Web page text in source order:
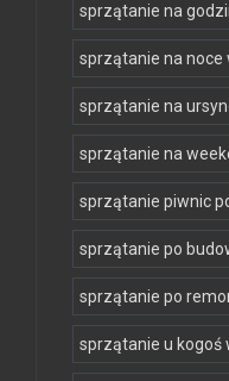
sprzątanie na
sprzątanie na noce
sprzątanie na
sprzątanie na
sprzątanie piwnic
sprzątanie po
sprzątanie po
sprzątanie u kogoś